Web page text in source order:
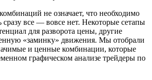
не означает, что необходимо
сразу все — вовсе нет. Некоторые сетапы
для разворота цены, другие
«заминку» движения. Мы отобрали
и ценные комбинации, которые
графическом анализе трейдеры по